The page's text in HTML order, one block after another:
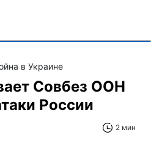
в Украине
Совбез ООН
России
2 мин